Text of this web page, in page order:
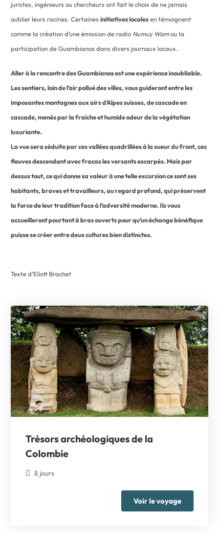
juristes, ingénieurs ou chercheurs ont fait le choix de ne jamais
oublier leurs racines. Certainesinitiatives localesen témoignent
comme la création d’une émission de radio Numuy Wamou la
participation de Guambianos dans divers journaux locaux.
Aller à la rencontre des Guambianos est une expérience inoubliable.
Les sentiers, loin de l’air pollué des villes, vous guideront entre les
imposantes montagnes aux airs d’Alpes suisses, de cascade en
cascade, menés par la fraiche et humide odeur de la végétation
luxuriante.
La vue sera séduite par ces vallées quadrillées à la sueur du front, ces
fleuves descendant avec fracas les versants escarpés. Mais par
dessus tout, ce qui donne sa valeur à une telle excursion ce sont ses
habitants, braves et travailleurs, au regard profond, qui préservent
la force de leur tradition face à l’adversité moderne. Ils vous
accueilleront pourtant à bras ouverts pour qu’un échange bénéfique
puisse se créer entre deux cultures bien distinctes.
Texte d’Eliott Brachet
Trésors archéologiques de la
Colombie
8 jours
Voir le voyage